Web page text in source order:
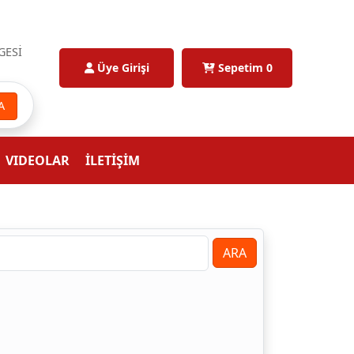
Üye Girişi Sepetim 0
VIDEOLAR İLETİŞİM
ARA